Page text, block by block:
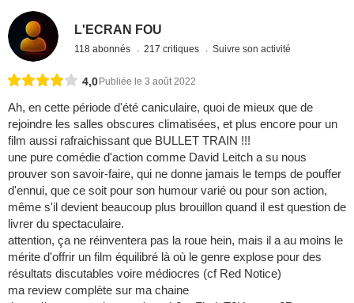
L'ECRAN FOU
118 abonnés 217 critiques Suivre son activité
4,0 Publiée le 3 août 2022
Ah, en cette période d'été caniculaire, quoi de mieux que de
rejoindre les salles obscures climatisées, et plus encore pour un
film aussi rafraichissant que BULLET TRAIN !!!
une pure comédie d'action comme David Leitch a su nous
prouver son savoir-faire, qui ne donne jamais le temps de pouffer
d'ennui, que ce soit pour son humour varié ou pour son action,
même s'il devient beaucoup plus brouillon quand il est question de
livrer du spectaculaire.
attention, ça ne réinventera pas la roue hein, mais il a au moins le
mérite d'offrir un film équilibré là où le genre explose pour des
résultats discutables voire médiocres (cf Red Notice)
ma review complète sur ma chaine